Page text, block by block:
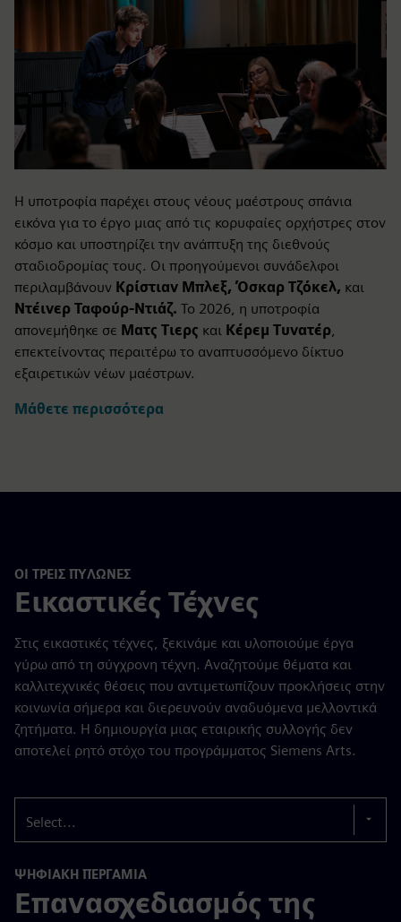
Η υποτροφία παρέχει στους νέους μαέστρους σπάνια
εικόνα για το έργο μιας από τις κορυφαίες ορχήστρες στον
κόσμο και υποστηρίζει την ανάπτυξη της διεθνούς
σταδιοδρομίας τους. Οι προηγούμενοι συνάδελφοι
περιλαμβάνουν Κρίστιαν Μπλεξ, Όσκαρ Τζόκελ, και
Ντέινερ Ταφούρ-Ντιάζ. Το 2026, η υποτροφία
απονεμήθηκε σε Ματς Τιερς και Κέρεμ Τυνατέρ,
επεκτείνοντας περαιτέρω το αναπτυσσόμενο δίκτυο
εξαιρετικών νέων μαέστρων.
Μάθετε περισσότερα
ΟΙ ΤΡΕΙΣ ΠΥΛΏΝΕΣ
Εικαστικές Τέχνες
Στις εικαστικές τέχνες, ξεκινάμε και υλοποιούμε έργα
γύρω από τη σύγχρονη τέχνη. Αναζητούμε θέματα και
καλλιτεχνικές θέσεις που αντιμετωπίζουν προκλήσεις στην
κοινωνία σήμερα και διερευνούν αναδυόμενα μελλοντικά
ζητήματα. Η δημιουργία μιας εταιρικής συλλογής δεν
αποτελεί ρητό στόχο του προγράμματος Siemens Arts.
Select...
ΨΗΦΙΑΚΉ ΠΕΡΓΆΜΙΑ
Επανασχεδιασμός της